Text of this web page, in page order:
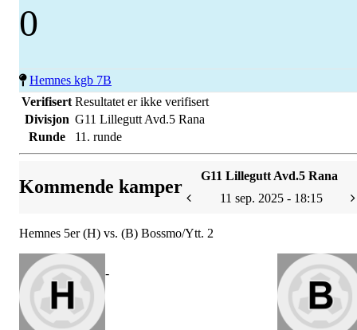
0
Hemnes kgb 7B
Verifisert Resultatet er ikke verifisert
Divisjon G11 Lillegutt Avd.5 Rana
Runde
11. runde
Kommende kamper
G11 Lillegutt Avd.5 Rana
11 sep. 2025 - 18:15
Hemnes 5er (H) vs. (B) Bossmo/Ytt. 2
-